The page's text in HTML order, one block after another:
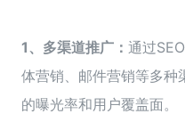
1、多渠道推广： 通过
体营销、邮件营销等多种
的曝光率和用户覆盖面。